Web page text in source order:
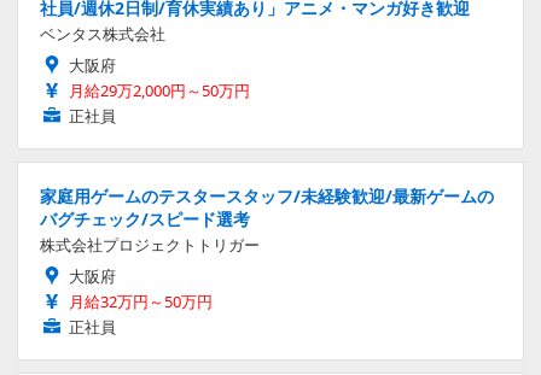
社員/週休2日制/育休実績あり」アニメ・マンガ好き歓迎
ベンタス株式会社
大阪府
月給29万2,000円～50万円
正社員
家庭用ゲームのテスタースタッフ/未経験歓迎/最新ゲームの
バグチェック/スピード選考
株式会社プロジェクトトリガー
大阪府
月給32万円～50万円
正社員